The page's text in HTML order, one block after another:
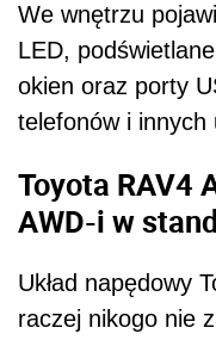
We wnętrzu
LED,
okien oraz porty
telefonów i innych
Toyota RAV4
AWD-i w
Układ napędowy
raczej nikogo nie